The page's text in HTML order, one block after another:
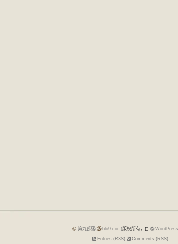
第九部落( blo9.com)版权所有，由 WordPress
Entries (RSS)
Comments (RSS)